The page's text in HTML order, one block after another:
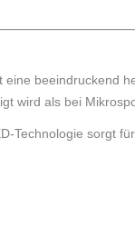
beeindruckend
wird als bei
Technologie sorgt